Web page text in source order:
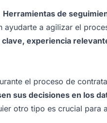
Herramientas de
a agilizar el
experiencia
el proceso de
sus decisiones en los
otro tipo es crucial para